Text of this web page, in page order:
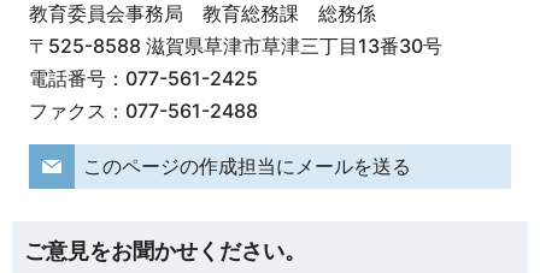
教育委員会事務局 教育総務課 総務係
〒525-8588 滋賀県草津市草津三丁目13番30号
電話番号：077-561-2425
ファクス：077-561-2488
このページの作成担当にメールを送る
ご意見をお聞かせください。